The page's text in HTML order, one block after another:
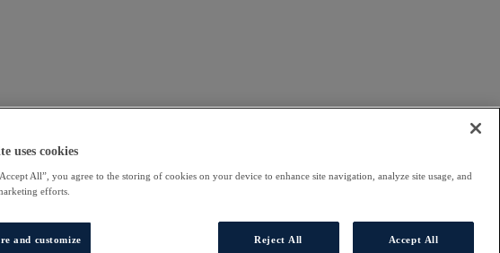
uses cookies
All”, you agree to the storing of cookies on your device to enhance site navigation, analyze site usage, and
efforts.
and customize Reject All Accept All